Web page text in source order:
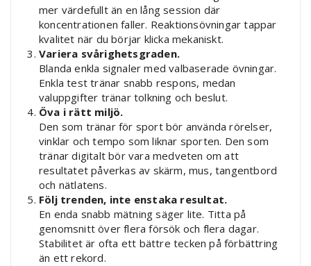
mer värdefullt än en lång session där
koncentrationen faller. Reaktionsövningar tappar
kvalitet när du börjar klicka mekaniskt.
Variera svårighetsgraden.
Blanda enkla signaler med valbaserade övningar.
Enkla test tränar snabb respons, medan
valuppgifter tränar tolkning och beslut.
Öva i rätt miljö.
Den som tränar för sport bör använda rörelser,
vinklar och tempo som liknar sporten. Den som
tränar digitalt bör vara medveten om att
resultatet påverkas av skärm, mus, tangentbord
och nätlatens.
Följ trenden, inte enstaka resultat.
En enda snabb mätning säger lite. Titta på
genomsnitt över flera försök och flera dagar.
Stabilitet är ofta ett bättre tecken på förbättring
än ett rekord.